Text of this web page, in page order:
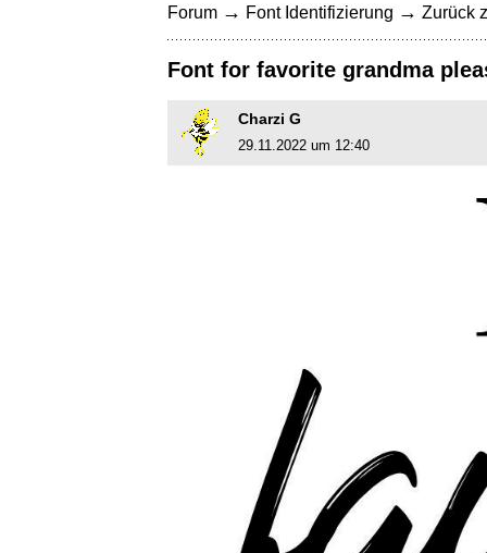
Forum → Font Identifizierung → Zurück
Font for favorite grandma
Charzi G
29.11.2022 um 12:40